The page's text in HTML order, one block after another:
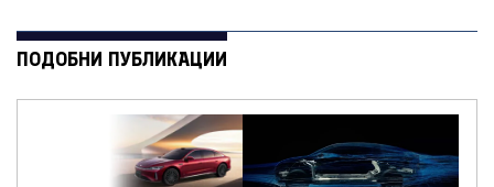
ПОДОБНИ ПУБЛИКАЦИИ